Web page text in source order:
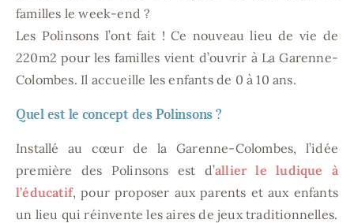
familles le week-end ?
Les Polinsons l’ont fait ! Ce nouveau lieu de vie de
220m2 pour les familles vient d’ouvrir à La Garenne-
Colombes. Il accueille les enfants de 0 à 10 ans.
Quel est le concept des Polinsons ?
Installé au cœur de la Garenne-Colombes, l’idée
première des Polinsons est d’allier le ludique à
l’éducatif, pour proposer aux parents et aux enfants
un lieu qui réinvente les aires de jeux traditionnelles.